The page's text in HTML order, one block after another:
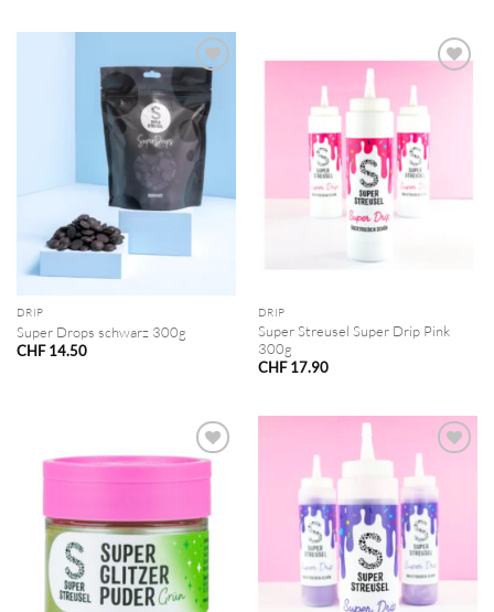
DRIP
Super Drops schwarz 300g
CHF14.50
DRIP
Super Streusel Super Drip Pink
300g
CHF17.90